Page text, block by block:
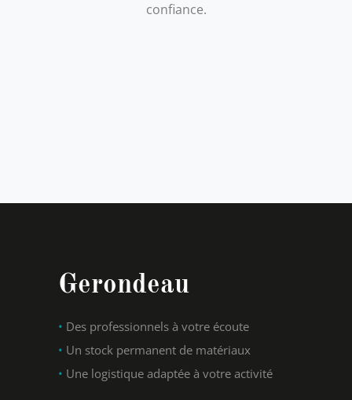
confiance.
Gerondeau
• Des professionnels à votre écoute
• Un stock permanent de matériaux
• Une logistique adaptée à votre activité